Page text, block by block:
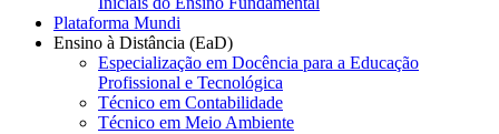
Plataforma Mundi
Ensino à Distância (EaD)
Especialização em Docência para a Educação
Profissional e Tecnológica
Técnico em Contabilidade
Técnico em Meio Ambiente